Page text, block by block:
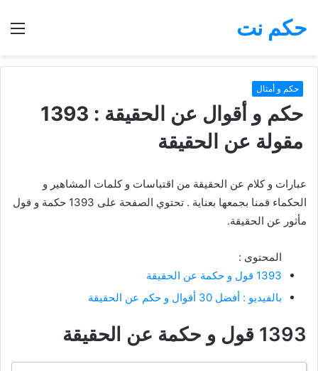
بحث
حكم نت
حكم و أمثال
حكم و أقوال عن الحقيقة : 1393
مقولة عن الحقيقة
عبارات و كلام عن الحقيقة من اقتباسات و كلمات المشاهير و
الحكماء قمنا بجمعها بعناية . تحتوي الصفحة على 1393 حكمة و قول
مأثور عن الحقيقة.
المحتوى :
1393 قول و حكمة عن الحقيقة
بالفيديو : أفضل 30 أقوال و حكم عن الحقيقة
1393 قول و حكمة عن الحقيقة